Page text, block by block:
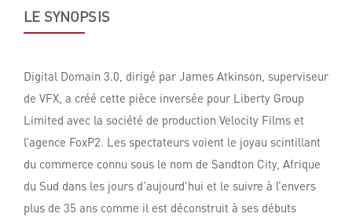
LE SYNOPSIS
Digital Domain 3.0, dirigé par James Atkinson, superviseur
de VFX, a créé cette pièce inversée pour Liberty Group
Limited avec la société de production Velocity Films et
l’agence FoxP2. Les spectateurs voient le joyau scintillant
du commerce connu sous le nom de Sandton City, Afrique
du Sud dans les jours d’aujourd’hui et le suivre à l’envers
plus de 35 ans comme il est déconstruit à ses débuts